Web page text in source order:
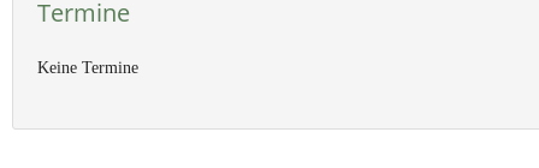
Termine
Keine Termine